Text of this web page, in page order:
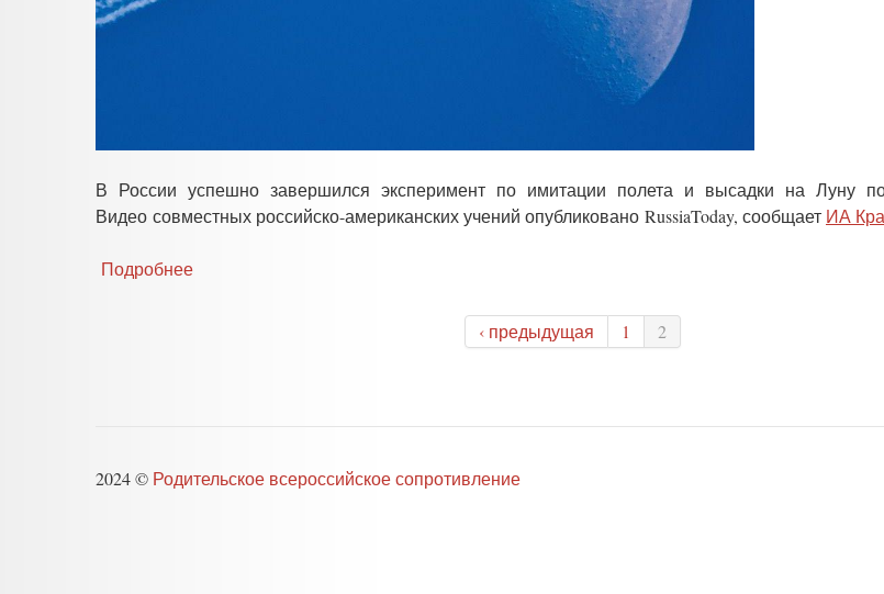
В России успешно завершился эксперимент по имитации полета и высадки на Луну
Видео совместных российско-американских учений опубликовано RussiaToday, сообщает ИА
Подробнее
России
‹ предыдущая 1 2
2024 © Родительское всероссийское сопротивление